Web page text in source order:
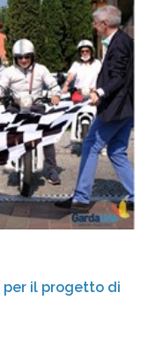
il progetto di